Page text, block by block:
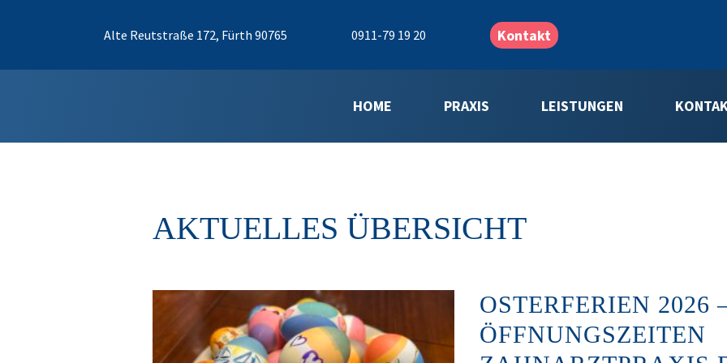
Alte Reutstraße 172, Fürth 90765 0911-79 19 20 Kontakt
HOME PRAXIS LEISTUNGEN
AKTUELLES ÜBERSICHT
OSTERFERIEN 2026
ÖFFNUNGSZEITEN